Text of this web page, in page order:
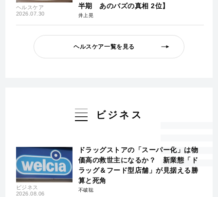
ヘルスケア
2026.07.30
半期 あのバズの真相 2位】
井上晃
ヘルスケア一覧を見る
ビジネス
ビジネス
2026.08.06
ドラッグストアの「スーパー化」は物
価高の救世主になるか？ 新業態「ド
ラッグ＆フード型店舗」が見据える勝
算と死角
不破聡